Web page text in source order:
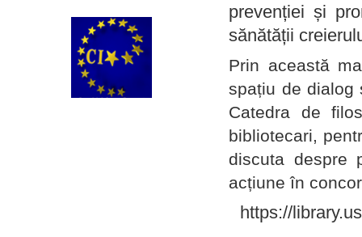
prevenției și
sănătății
Prin această
spațiu de dialog
Catedra de
bibliotecari,
discuta despre
acțiune în
https://